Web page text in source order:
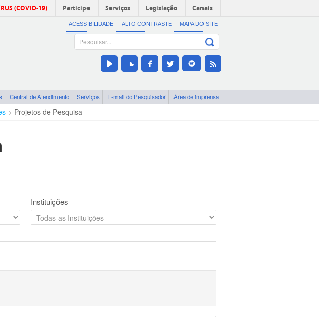
(COVID-19) Participe Serviços Legislação Canais
ACESSIBILIDADE ALTO CONTRASTE MAPA DO SITE
Central de Atendimento Serviços E-mail do Pesquisador Área de imprensa
Projetos de Pesquisa
Instituições